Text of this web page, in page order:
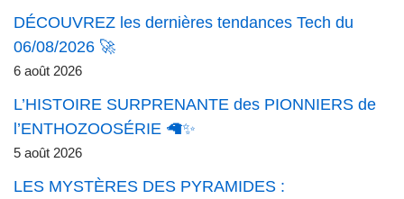
DÉCOUVREZ les dernières tendances Tech du
06/08/2026 🚀
6 août 2026
L’HISTOIRE SURPRENANTE des PIONNIERS de
l’ENTHOZOOSÉRIE 🦙✨
5 août 2026
LES MYSTÈRES DES PYRAMIDES :